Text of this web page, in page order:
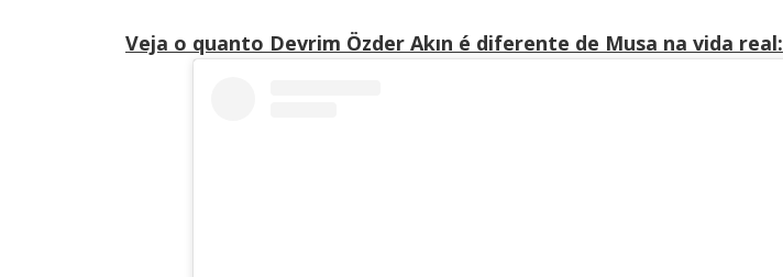
Veja o quanto Devrim Özder Akın é diferente de Musa na vida real: